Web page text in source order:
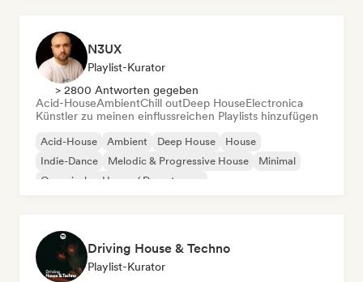
N3UX
Playlist-Kurator
> 2800 Antworten gegeben
Acid-HouseAmbientChill outDeep HouseElectronica
Künstler zu meinen einflussreichen Playlists hinzufügen
Acid-House Ambient Deep House
House
Indie-Dance
Melodic & Progressive House
Minimal
Organischer House / Downtempo
Driving House & Techno
Playlist-Kurator